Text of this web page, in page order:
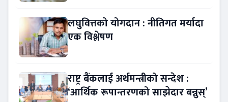
लघुवित्तको योगदान : नीतिगत मर्यादा
एक विश्लेषण
राष्ट्र बैंकलाई अर्थमन्त्रीको सन्देश :
‘आर्थिक रूपान्तरणको साझेदार बन्नुस्’